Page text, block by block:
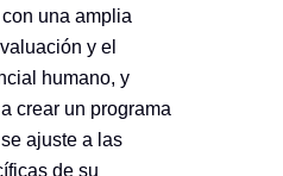
una amplia
y el
humano, y
crear un programa
ajuste a las
de su